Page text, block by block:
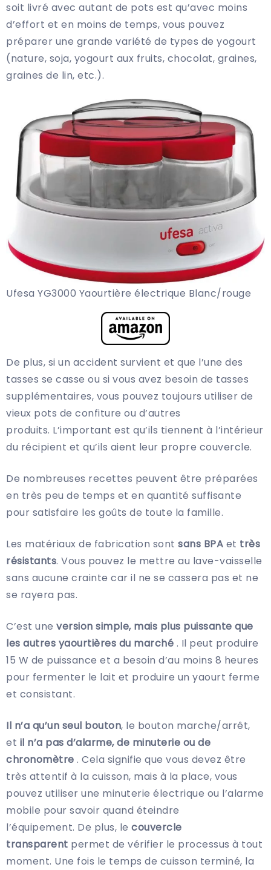
soit livré avec autant de pots est qu’avec moins
d’effort et en moins de temps, vous pouvez
préparer une grande variété de types de yogourt
(nature, soja, yogourt aux fruits, chocolat, graines,
graines de lin, etc.).
Ufesa YG3000 Yaourtière électrique Blanc/rouge
De plus, si un accident survient et que l’une des
tasses se casse ou si vous avez besoin de tasses
supplémentaires, vous pouvez toujours utiliser de
vieux pots de confiture ou d’autres
produits. L’important est qu’ils tiennent à l’intérieur
du récipient et qu’ils aient leur propre couvercle.
De nombreuses recettes peuvent être préparées
en très peu de temps et en quantité suffisante
pour satisfaire les goûts de toute la famille.
Les matériaux de fabrication sont sans BPA et très
résistants. Vous pouvez le mettre au lave-vaisselle
sans aucune crainte car il ne se cassera pas et ne
se rayera pas.
C’est une version simple, mais plus puissante que
les autres yaourtières du marché . Il peut produire
15 W de puissance et a besoin d’au moins 8 heures
pour fermenter le lait et produire un yaourt ferme
et consistant.
Il n’a qu’un seul bouton, le bouton marche/arrêt,
et il n’a pas d’alarme, de minuterie ou de
chronomètre . Cela signifie que vous devez être
très attentif à la cuisson, mais à la place, vous
pouvez utiliser une minuterie électrique ou l’alarme
mobile pour savoir quand éteindre
l’équipement. De plus, le couvercle
transparent permet de vérifier le processus à tout
moment. Une fois le temps de cuisson terminé, la